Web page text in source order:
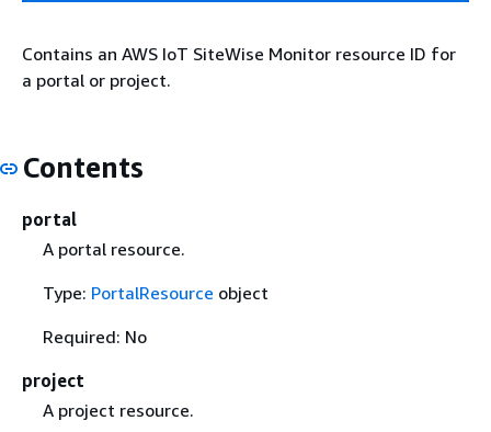
Contains an AWS IoT SiteWise Monitor resource ID for
a portal or project.
Contents
portal
A portal resource.
Type: PortalResource object
Required: No
project
A project resource.